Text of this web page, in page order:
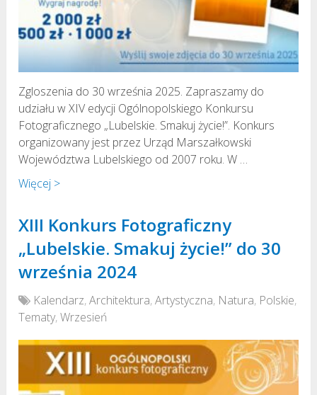
Zgloszenia do 30 września 2025. Zapraszamy do
udziału w XIV edycji Ogólnopolskiego Konkursu
Fotograficznego „Lubelskie. Smakuj życie!”. Konkurs
organizowany jest przez Urząd Marszałkowski
Województwa Lubelskiego od 2007 roku. W …
Więcej >
XIII Konkurs Fotograficzny
„Lubelskie. Smakuj życie!” do 30
września 2024
Kalendarz,Architektura,Artystyczna, Natura, Polskie,
Tematy,Wrzesień